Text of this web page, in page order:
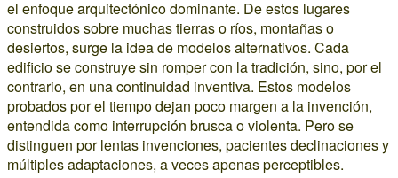
el enfoque arquitectónico dominante. De estos lugares
construidos sobre muchas tierras o ríos, montañas o
desiertos, surge la idea de modelos alternativos. Cada
edificio se construye sin romper con la tradición, sino, por el
contrario, en una continuidad inventiva. Estos modelos
probados por el tiempo dejan poco margen a la invención,
entendida como interrupción brusca o violenta. Pero se
distinguen por lentas invenciones, pacientes declinaciones y
múltiples adaptaciones, a veces apenas perceptibles.